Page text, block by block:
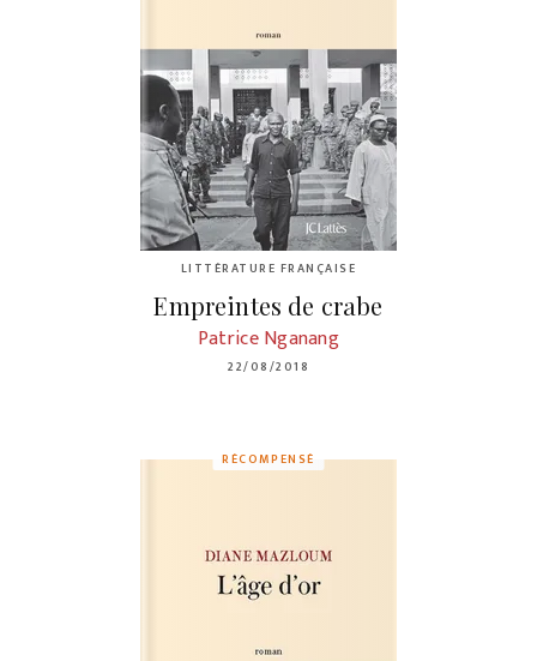
LITTÉRATURE FRANÇAISE
Empreintes de crabe
Patrice Nganang
22/08/2018
RÉCOMPENSÉ